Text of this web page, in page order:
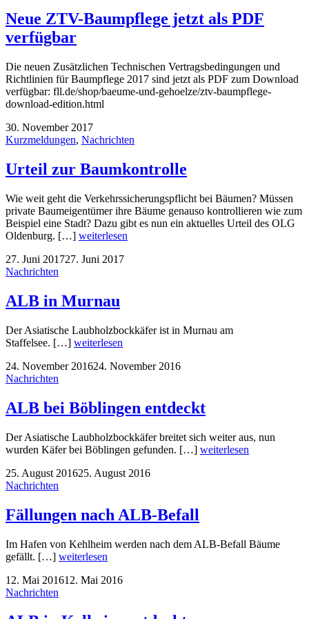
Neue ZTV-Baumpflege jetzt als PDF
verfügbar
Die neuen Zusätzlichen Technischen Vertragsbedingungen und
Richtlinien für Baumpflege 2017 sind jetzt als PDF zum Download
verfügbar: fll.de/shop/baeume-und-gehoelze/ztv-baumpflege-
download-edition.html
30. November 2017
Kurzmeldungen, Nachrichten
Urteil zur Baumkontrolle
Wie weit geht die Verkehrssicherungspflicht bei Bäumen? Müssen
private Baumeigentümer ihre Bäume genauso kontrollieren wie zum
Beispiel eine Stadt? Dazu gibt es nun ein aktuelles Urteil des OLG
Oldenburg. […] weiterlesen
27. Juni 201727. Juni 2017
Nachrichten
ALB in Murnau
Der Asiatische Laubholzbockkäfer ist in Murnau am
Staffelsee. […] weiterlesen
24. November 201624. November 2016
Nachrichten
ALB bei Böblingen entdeckt
Der Asiatische Laubholzbockkäfer breitet sich weiter aus, nun
wurden Käfer bei Böblingen gefunden. […] weiterlesen
25. August 201625. August 2016
Nachrichten
Fällungen nach ALB-Befall
Im Hafen von Kehlheim werden nach dem ALB-Befall Bäume
gefällt. […] weiterlesen
12. Mai 201612. Mai 2016
Nachrichten